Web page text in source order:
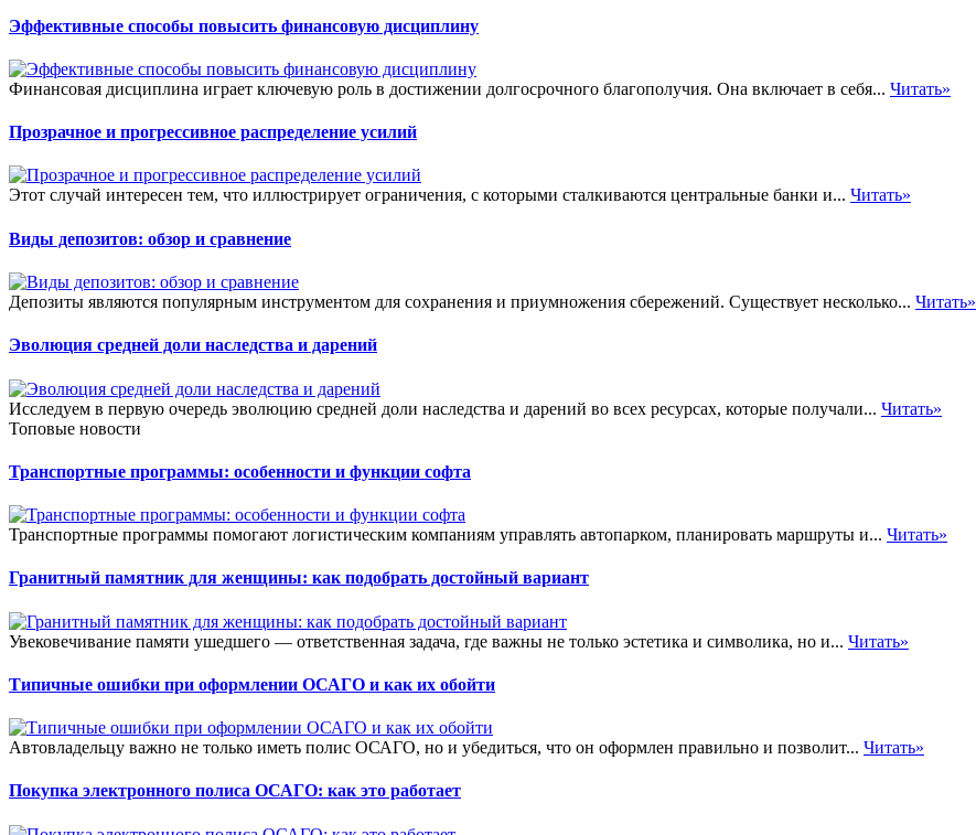
Эффективные способы повысить финансовую дисциплину
Финансовая дисциплина играет ключевую роль в достижении долгосрочного благополучия. Она включает в себя... Читать»
Прозрачное и прогрессивное распределение усилий
Этот случай интересен тем, что иллюстрирует ограничения, с которыми сталкиваются центральные банки и... Читать»
Виды депозитов: обзор и сравнение
Депозиты являются популярным инструментом для сохранения и приумножения сбережений. Существует несколько... Читать»
Эволюция средней доли наследства и дарений
Исследуем в первую очередь эволюцию средней доли наследства и дарений во всех ресурсах, которые получали... Читать»
Топовые новости
Транспортные программы: особенности и функции софта
Транспортные программы помогают логистическим компаниям управлять автопарком, планировать маршруты и... Читать»
Гранитный памятник для женщины: как подобрать достойный вариант
Увековечивание памяти ушедшего — ответственная задача, где важны не только эстетика и символика, но и... Читать»
Типичные ошибки при оформлении ОСАГО и как их обойти
Автовладельцу важно не только иметь полис ОСАГО, но и убедиться, что он оформлен правильно и позволит... Читать»
Покупка электронного полиса ОСАГО: как это работает